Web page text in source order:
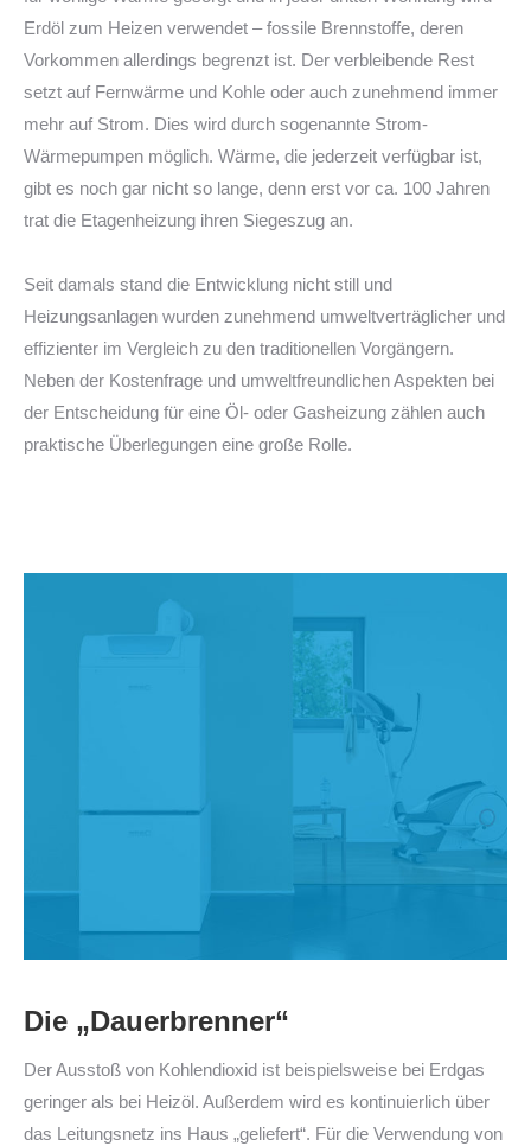
Erdöl zum Heizen verwendet – fossile Brennstoffe, deren
Vorkommen allerdings begrenzt ist. Der verbleibende Rest
setzt auf Fernwärme und Kohle oder auch zunehmend immer
mehr auf Strom. Dies wird durch sogenannte Strom-
Wärmepumpen möglich. Wärme, die jederzeit verfügbar ist,
gibt es noch gar nicht so lange, denn erst vor ca. 100 Jahren
trat die Etagenheizung ihren Siegeszug an.
Seit damals stand die Entwicklung nicht still und
Heizungsanlagen wurden zunehmend umweltverträglicher und
effizienter im Vergleich zu den traditionellen Vorgängern.
Neben der Kostenfrage und umweltfreundlichen Aspekten bei
der Entscheidung für eine Öl- oder Gasheizung zählen auch
praktische Überlegungen eine große Rolle.
Die „Dauerbrenner“
Der Ausstoß von Kohlendioxid ist beispielsweise bei Erdgas
geringer als bei Heizöl. Außerdem wird es kontinuierlich über
das Leitungsnetz ins Haus „geliefert“. Für die Verwendung von